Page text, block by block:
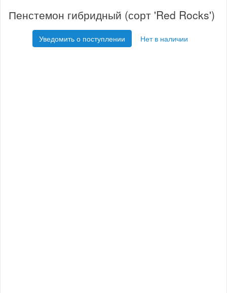
Пенстемон гибридный (сорт 'Red Rocks')
Уведомить о поступлении Нет в наличии